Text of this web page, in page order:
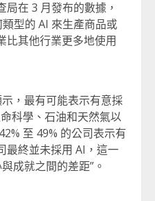
在 3 月發布的數據，
型的 AI 來生產商品或
比其他行業更多地使用
，最有可能表示有意採
科學、石油和天然氣以
至 49% 的公司表示有
最終並未採用 AI，這一
成就之間的差距”。